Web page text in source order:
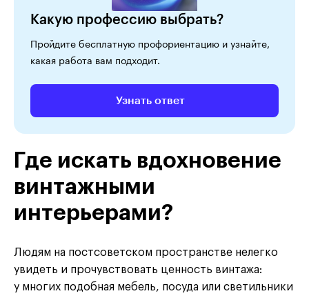
Какую профессию выбрать?
Пройдите бесплатную профориентацию и узнайте,
какая работа вам подходит.
Узнать ответ
Где искать вдохновение
винтажными
интерьерами?
Людям на постсоветском пространстве нелегко
увидеть и прочувствовать ценность винтажа:
у многих подобная мебель, посуда или светильники